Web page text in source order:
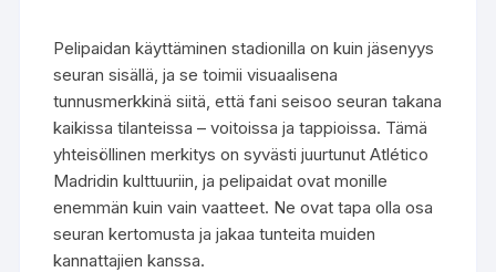
Pelipaidan käyttäminen stadionilla on kuin jäsenyys
seuran sisällä, ja se toimii visuaalisena
tunnusmerkkinä siitä, että fani seisoo seuran takana
kaikissa tilanteissa – voitoissa ja tappioissa. Tämä
yhteisöllinen merkitys on syvästi juurtunut Atlético
Madridin kulttuuriin, ja pelipaidat ovat monille
enemmän kuin vain vaatteet. Ne ovat tapa olla osa
seuran kertomusta ja jakaa tunteita muiden
kannattajien kanssa.